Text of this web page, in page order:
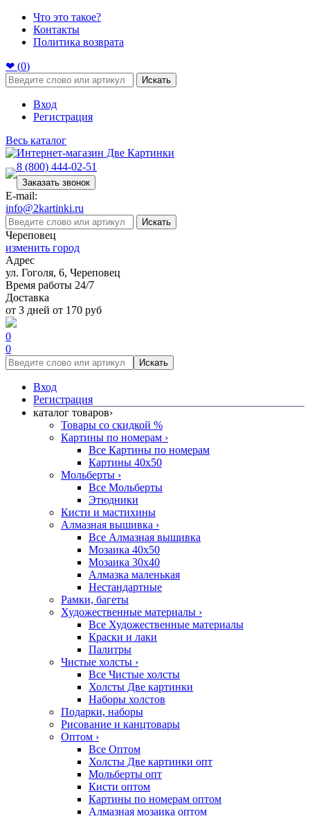
Что это такое?
Контакты
Политика возврата
❤ (0)
Искать
Вход
Регистрация
Весь каталог
8 (800) 444-02-51
Заказать звонок
E-mail:
info@2kartinki.ru
Искать
Череповец
изменить город
Адрес
ул. Гоголя, 6, Череповец
Время работы 24/7
Доставка
от 3 дней от 170 руб
0
0
Искать
Вход
Регистрация
каталог товаров›
Товары со скидкой %
Картины по номерам ›
Все Картины по номерам
Картины 40x50
Мольберты ›
Все Мольберты
Этюдники
Кисти и мастихины
Алмазная вышивка ›
Все Алмазная вышивка
Мозаика 40x50
Мозаика 30x40
Алмазка маленькая
Нестандартные
Рамки, багеты
Художественные материалы ›
Все Художественные материалы
Краски и лаки
Палитры
Чистые холсты ›
Все Чистые холсты
Холсты Две картинки
Наборы холстов
Подарки, наборы
Рисование и канцтовары
Оптом ›
Все Оптом
Холсты Две картинки опт
Мольберты опт
Кисти оптом
Картины по номерам оптом
Алмазная мозаика оптом